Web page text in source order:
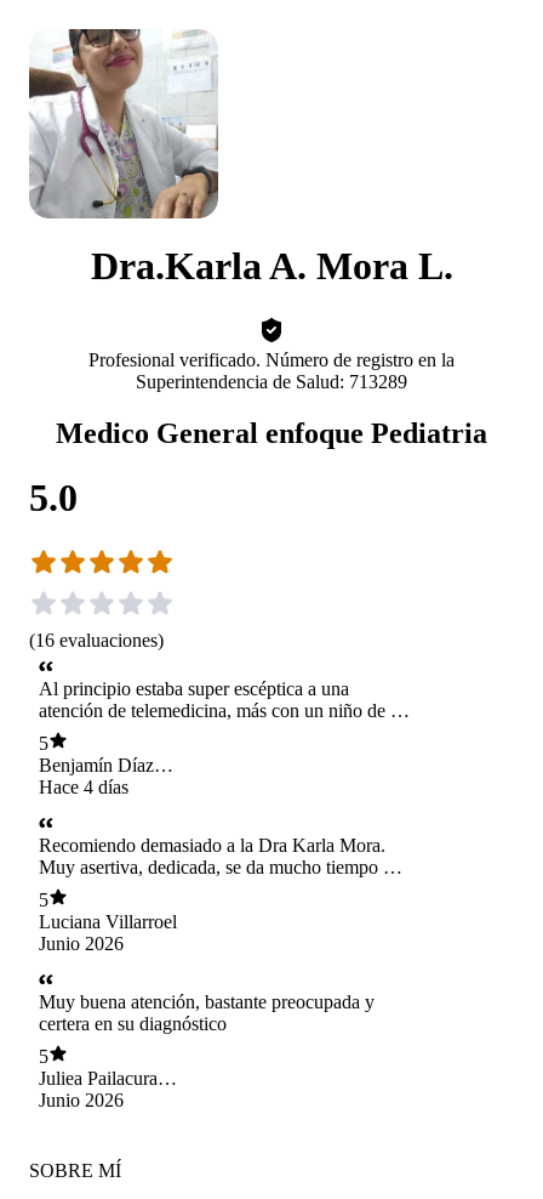
Dra.Karla A. Mora L.
Profesional verificado. Número de registro en la
Superintendencia de Salud: 713289
Medico General enfoque Pediatria
5.0
(16 evaluaciones)
Al principio estaba super escéptica a una
atención de telemedicina, más con un niño de 3
años. Sin embargo, quedé gratamente
sorprendida, ya que la Dra es muy atenta, muy
amable, respondió todas mis dudas, le hizo un
seguimiento completo a mi hijo y tiene mucha
disposición. La recomiendo en un 100%
5
Benjamín Díaz
Pfeng
Hace 4 días
Recomiendo demasiado a la Dra Karla Mora.
Muy asertiva, dedicada, se da mucho tiempo en
la consulta para explicar todo y resolver dudas,
tiene mucha disposición. La mejor atención que
he tenido con un profesional, transmite
tranquilidad, como madre la recomiendo
demasiado, ya que como dije anteriormente tuvo
toda la disposición del mundo para explicarme
todo, hasta lo más mínimo, dejando tratamiento
acorde al cuadro. Además después de la
atención, siguió muy atenta a la evolución de mi
hija. Estoy muy agradecida de tan grata
atención. Sin duda volveré con ella cada vez
5
Luciana Villarroel
Junio 2026
Muy buena atención, bastante preocupada y
certera en su diagnóstico
5
Juliea Pailacura
Picon
Junio 2026
SOBRE MÍ